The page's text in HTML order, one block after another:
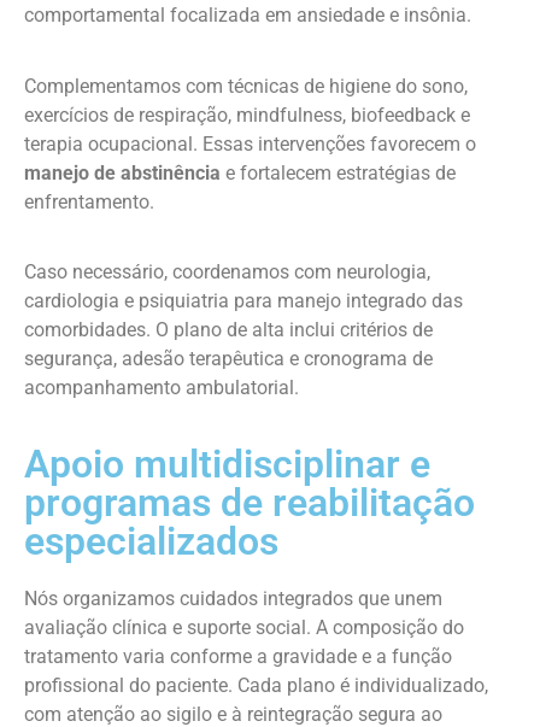
comportamental focalizada em ansiedade e insônia.
Complementamos com técnicas de higiene do sono,
exercícios de respiração, mindfulness, biofeedback e
terapia ocupacional. Essas intervenções favorecem o
manejo de abstinência e fortalecem estratégias de
enfrentamento.
Caso necessário, coordenamos com neurologia,
cardiologia e psiquiatria para manejo integrado das
comorbidades. O plano de alta inclui critérios de
segurança, adesão terapêutica e cronograma de
acompanhamento ambulatorial.
Apoio multidisciplinar e
programas de reabilitação
especializados
Nós organizamos cuidados integrados que unem
avaliação clínica e suporte social. A composição do
tratamento varia conforme a gravidade e a função
profissional do paciente. Cada plano é individualizado,
com atenção ao sigilo e à reintegração segura ao